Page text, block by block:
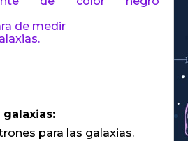
de medir
galaxias:
para las galaxias.